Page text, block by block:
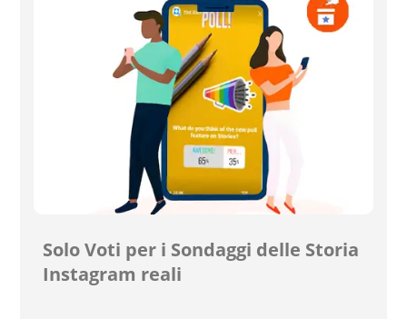
Solo Voti per i Sondaggi delle Storia
Instagram reali